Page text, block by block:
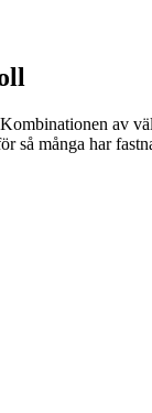
av
så många har